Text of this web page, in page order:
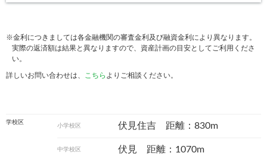
※金利につきましては各金融機関の審査金利及び融資金利により異なります。
実際の返済額は結果と異なりますので、資産計画の目安としてご利用くださ
い。
詳しいお問い合わせは、 こちら よりご相談ください。
学校区
小学校区 伏見住吉 距離：830m
中学校区 伏見 距離：1070m